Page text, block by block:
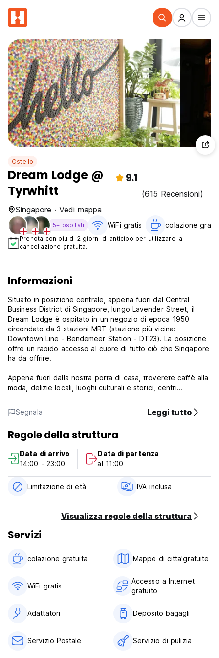
Ostello
Dream Lodge @
Tyrwhitt
9.1
(615 Recensioni)
Singapore · Vedi mappa
5+ ospitati WiFi gratis colazione
Prenota con piú di 2 giorni di anticipo per utilizzare la
cancellazione gratuita.
Informazioni
Situato in posizione centrale, appena fuori dal Central
Business District di Singapore, lungo Lavender Street, il
Dream Lodge è ospitato in un negozio di epoca 1950
circondato da 3 stazioni MRT (stazione più vicina:
Downtown Line - Bendemeer Station - DT23). La posizione
offre un rapido accesso al cuore di tutto ciò che Singapore
ha da offrire.
Appena fuori dalla nostra porta di casa, troverete caffè alla
moda, delizie locali, luoghi culturali e storici, centri
quartiere è pieno di alloggi per backpackers per alcuni
ottimi motivi.
Ogni spazioso alloggio è dotato di:
- Luci di lettura
- 2 cuscini
- Biancheria e piumoni di qualità alberghiera
- Porta abiti/asciugamani
- Presa di corrente internazionale
- Camere con aria condizionata
***Politiche e condizioni della proprietà:
Segnala Leggi tutto
Regole della struttura
Data di arrivo
14:00 - 23:00
Data di partenza
al 11:00
Limitazione di età IVA inclusa
Visualizza regole della struttura
Servizi
colazione gratuita‎ Mappe di citta'gratuite
WiFi gratis
Accesso a Internet
gratuito
Adattatori Deposito bagagli
Servizio Postale Servizio di pulizia